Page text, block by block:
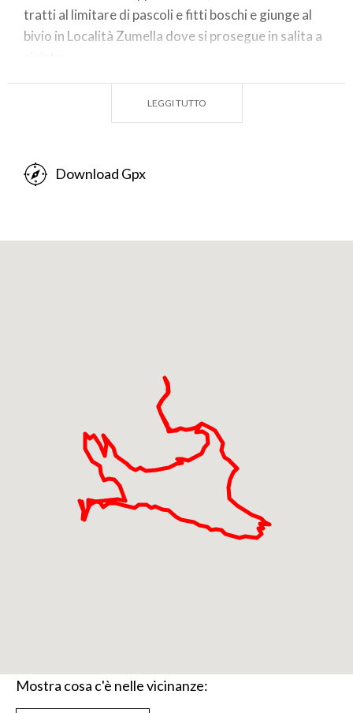
tratti al limitare di pascoli e fitti boschi e giunge al
bivio in Località Zumella dove si prosegue in salita a
con due tornanti in mezzo ad ampi prati punteggiati
Nevi con il suo tetto che richiama la forma del Pizzo
creste della conca intorno, oltre al Pizzo Badile,
Concarena, proseguendo pochi metri oltre, dallo
spiazzo di atterraggio degli elicotteri si può
ammirare buona parte della Media Valcamonica.
Tornando indietro sulle nostre tracce, al primo
tornante ci si stacca dalla strada fatta in
precedenza andando diritti e percorrendo la
sterrata che scende verso le meravigliose Case di
Nicol adagiate nella conca, anche qua i panorami si
Pile ben 2.801m.
Dopo una sosta si completa il tour proseguendo in
LEGGI TUTTO
Download Gpx
Mostra cosa c'è nelle vicinanze: